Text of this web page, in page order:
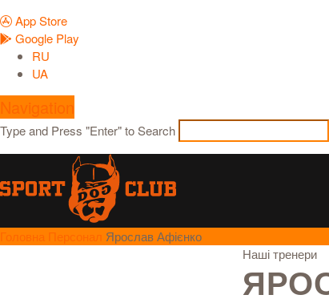
App Store
Google Play
RU
UA
Navigation
Type and Press "Enter" to Search
Головна Персонал Ярослав Афієнко
Наші тренери